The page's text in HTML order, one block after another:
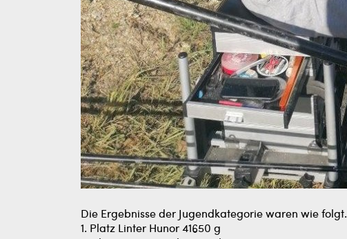
Die Ergebnisse der Jugendkategorie waren wie folgt.
1. Platz Linter Hunor 41650 g